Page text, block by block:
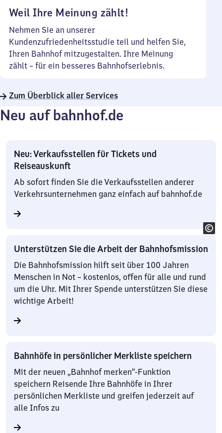
Weil Ihre Meinung zählt!
Nehmen Sie an unserer
Kundenzufriedenheitsstudie teil und helfen Sie,
Ihren Bahnhof mitzugestalten. Ihre Meinung
zählt – für ein besseres Bahnhofserlebnis.
Zum Überblick aller Services
Neu auf bahnhof.de
Neu: Verkaufsstellen für Tickets und
Reiseauskunft
Ab sofort finden Sie die Verkaufsstellen anderer
Verkehrsunternehmen ganz einfach auf bahnhof.de
Unterstützen Sie die Arbeit der Bahnhofsmission
Die Bahnhofsmission hilft seit über 100 Jahren
Menschen in Not – kostenlos, offen für alle und rund
um die Uhr. Mit Ihrer Spende unterstützen Sie diese
wichtige Arbeit!
Bahnhöfe in persönlicher Merkliste speichern
Mit der neuen „Bahnhof merken“-Funktion
speichern Reisende Ihre Bahnhöfe in Ihrer
persönlichen Merkliste und greifen jederzeit auf
alle Infos zu